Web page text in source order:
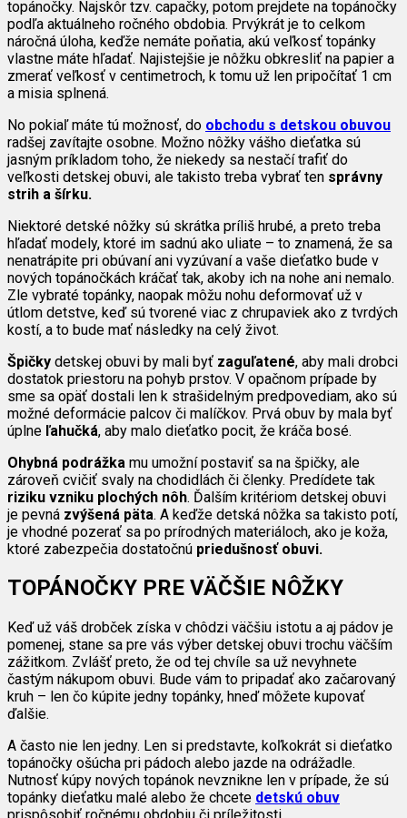
topánočky. Najskôr tzv. capačky, potom prejdete na topánočky
podľa aktuálneho ročného obdobia. Prvýkrát je to celkom
náročná úloha, keďže nemáte poňatia, akú veľkosť topánky
vlastne máte hľadať. Najistejšie je nôžku obkresliť na papier a
zmerať veľkosť v centimetroch, k tomu už len pripočítať 1 cm
a misia splnená.
No pokiaľ máte tú možnosť, do obchodu s detskou obuvou
radšej zavítajte osobne. Možno nôžky vášho dieťatka sú
jasným príkladom toho, že niekedy sa nestačí trafiť do
veľkosti detskej obuvi, ale takisto treba vybrať ten správny
strih a šírku.
Niektoré detské nôžky sú skrátka príliš hrubé, a preto treba
hľadať modely, ktoré im sadnú ako uliate – to znamená, že sa
nenatrápite pri obúvaní ani vyzúvaní a vaše dieťatko bude v
nových topánočkách kráčať tak, akoby ich na nohe ani nemalo.
Zle vybraté topánky, naopak môžu nohu deformovať už v
útlom detstve, keď sú tvorené viac z chrupaviek ako z tvrdých
kostí, a to bude mať následky na celý život.
Špičky detskej obuvi by mali byť zaguľatené, aby mali drobci
dostatok priestoru na pohyb prstov. V opačnom prípade by
sme sa opäť dostali len k strašidelným predpovediam, ako sú
možné deformácie palcov či malíčkov. Prvá obuv by mala byť
úplne ľahučká, aby malo dieťatko pocit, že kráča bosé.
Ohybná podrážka mu umožní postaviť sa na špičky, ale
zároveň cvičiť svaly na chodidlách či členky. Predídete tak
riziku vzniku plochých nôh. Ďalším kritériom detskej obuvi
je pevná zvýšená päta. A keďže detská nôžka sa takisto potí,
je vhodné pozerať sa po prírodných materiáloch, ako je koža,
ktoré zabezpečia dostatočnú priedušnosť obuvi.
TOPÁNOČKY PRE VÄČŠIE NÔŽKY
Keď už váš drobček získa v chôdzi väčšiu istotu a aj pádov je
pomenej, stane sa pre vás výber detskej obuvi trochu väčším
zážitkom. Zvlášť preto, že od tej chvíle sa už nevyhnete
častým nákupom obuvi. Bude vám to pripadať ako začarovaný
kruh – len čo kúpite jedny topánky, hneď môžete kupovať
ďalšie.
A často nie len jedny. Len si predstavte, koľkokrát si dieťatko
topánočky ošúcha pri pádoch alebo jazde na odrážadle.
Nutnosť kúpy nových topánok nevznikne len v prípade, že sú
topánky dieťatku malé alebo že chcete detskú obuv